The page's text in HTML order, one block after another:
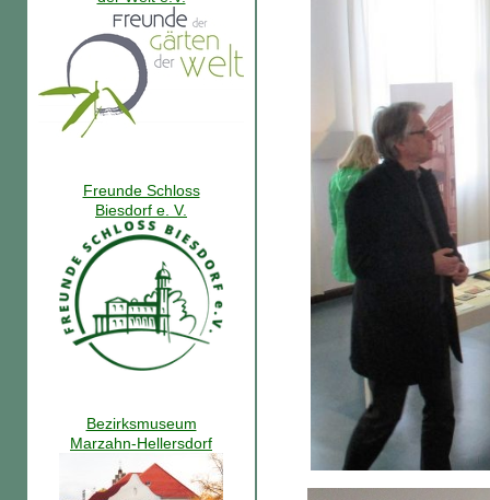
Freunde Schloss
Biesdorf e. V.
Bezirksmuseum
Marzahn-Hellersdorf